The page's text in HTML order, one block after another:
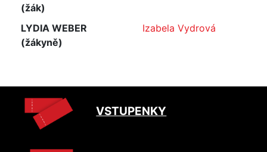
(žák)
LYDIA WEBER
(žákyně)
Izabela Vydrová
VSTUPENKY